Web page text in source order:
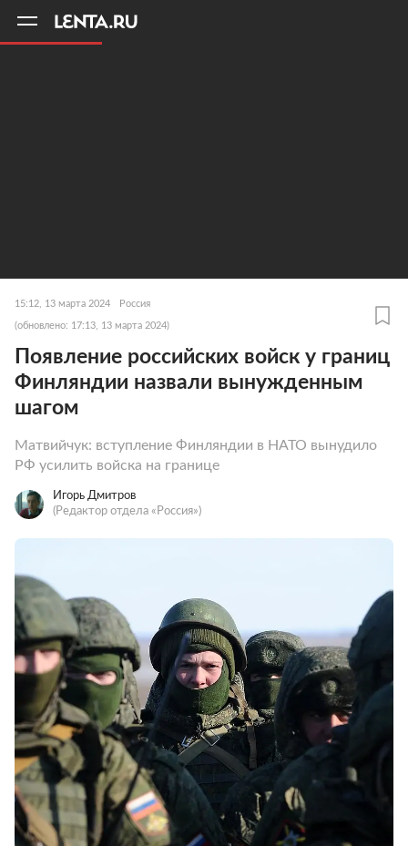
15:12, 13 марта 2024 Россия
(обновлено: 17:13, 13 марта 2024)
Появление российских войск у границ
Финляндии назвали вынужденным
шагом
Матвийчук: вступление Финляндии в НАТО вынудило
РФ усилить войска на границе
Игорь Дмитров
(Редактор отдела «Россия»)